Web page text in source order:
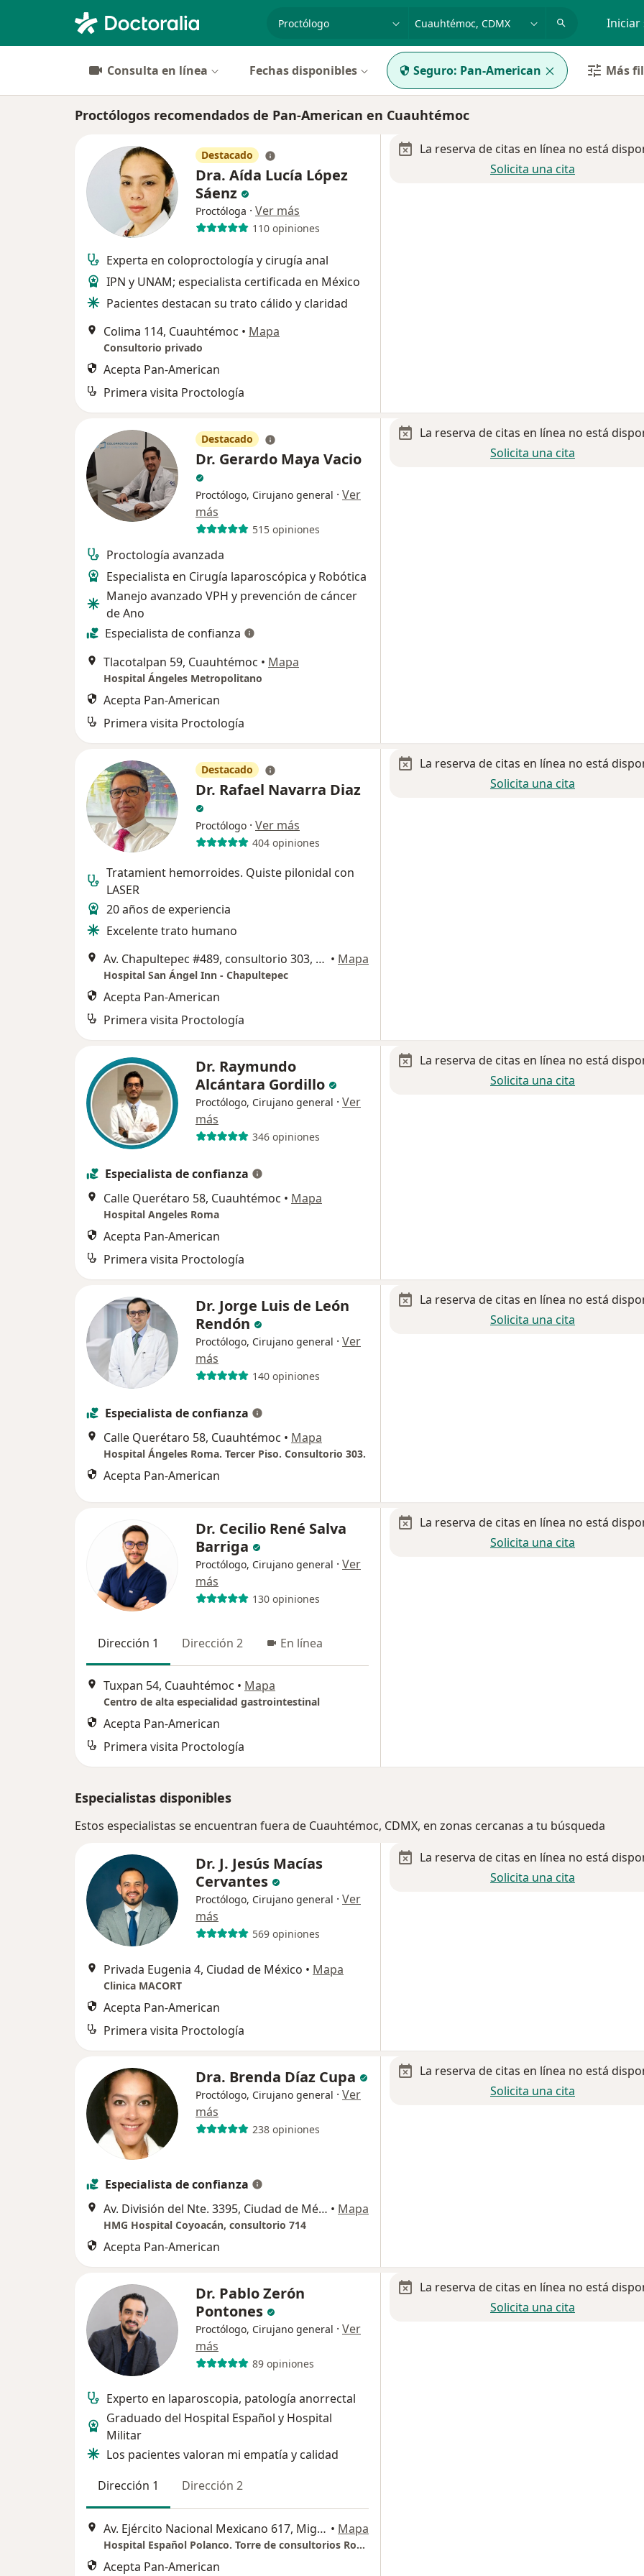
especialidad, enfermedad o nombre
p. ej. Guadalajara Iniciar
Consulta en línea Fechas disponibles Seguro: Pan-American Más
Proctólogos recomendados de Pan-American en Cuauhtémoc
Destacado
Dra. Aída Lucía López
Sáenz
Proctóloga · Ver más
110 opiniones
Experta en coloproctología y cirugía anal
IPN y UNAM; especialista certificada en México
Pacientes destacan su trato cálido y claridad
Colima 114, Cuauhtémoc • Mapa
Consultorio privado
Acepta Pan-American
Primera visita Proctología
La reserva de citas en línea no está
Solicita una cita
Destacado
Dr. Gerardo Maya Vacio
Proctólogo, Cirujano general · Ver
más
515 opiniones
Proctología avanzada
Especialista en Cirugía laparoscópica y Robótica
Manejo avanzado VPH y prevención de cáncer
de Ano
Especialista de confianza
Tlacotalpan 59, Cuauhtémoc • Mapa
Hospital Ángeles Metropolitano
Acepta Pan-American
Primera visita Proctología
La reserva de citas en línea no está
Solicita una cita
Destacado
Dr. Rafael Navarra Diaz
Proctólogo · Ver más
404 opiniones
Tratamient hemorroides. Quiste pilonidal con
LASER
20 años de experiencia
Excelente trato humano
Av. Chapultepec #489, consultorio 303, Ciudad de México • Mapa
Hospital San Ángel Inn - Chapultepec
Acepta Pan-American
Primera visita Proctología
La reserva de citas en línea no está
Solicita una cita
Dr. Raymundo
Alcántara Gordillo
Proctólogo, Cirujano general · Ver
más
346 opiniones
Especialista de confianza
Calle Querétaro 58, Cuauhtémoc • Mapa
Hospital Angeles Roma
Acepta Pan-American
Primera visita Proctología
La reserva de citas en línea no está
Solicita una cita
Dr. Jorge Luis de León
Rendón
Proctólogo, Cirujano general · Ver
más
140 opiniones
Especialista de confianza
Calle Querétaro 58, Cuauhtémoc • Mapa
Hospital Ángeles Roma. Tercer Piso. Consultorio 303.
Acepta Pan-American
La reserva de citas en línea no está
Solicita una cita
Dr. Cecilio René Salva
Barriga
Proctólogo, Cirujano general · Ver
más
130 opiniones
Dirección 1 Dirección 2 En línea
Tuxpan 54, Cuauhtémoc • Mapa
Centro de alta especialidad gastrointestinal
Acepta Pan-American
Primera visita Proctología
La reserva de citas en línea no está
Solicita una cita
Especialistas disponibles
Estos especialistas se encuentran fuera de Cuauhtémoc, CDMX, en zonas cercanas a tu búsqueda
Dr. J. Jesús Macías
Cervantes
Proctólogo, Cirujano general · Ver
más
569 opiniones
Privada Eugenia 4, Ciudad de México • Mapa
Clinica MACORT
Acepta Pan-American
Primera visita Proctología
La reserva de citas en línea no está
Solicita una cita
Dra. Brenda Díaz Cupa
Proctólogo, Cirujano general · Ver
más
238 opiniones
Especialista de confianza
Av. División del Nte. 3395, Ciudad de México • Mapa
HMG Hospital Coyoacán, consultorio 714
Acepta Pan-American
La reserva de citas en línea no está
Solicita una cita
Dr. Pablo Zerón
Pontones
Proctólogo, Cirujano general · Ver
más
89 opiniones
Experto en laparoscopia, patología anorrectal
Graduado del Hospital Español y Hospital
Militar
Los pacientes valoran mi empatía y calidad
Dirección 1
Dirección 2
Av. Ejército Nacional Mexicano 617, Miguel Hidalgo • Mapa
Hospital Español Polanco. Torre de consultorios Rosario Gutierrez de Diez. Consultorio 702
Acepta Pan-American
La reserva de citas en línea no está
Solicita una cita